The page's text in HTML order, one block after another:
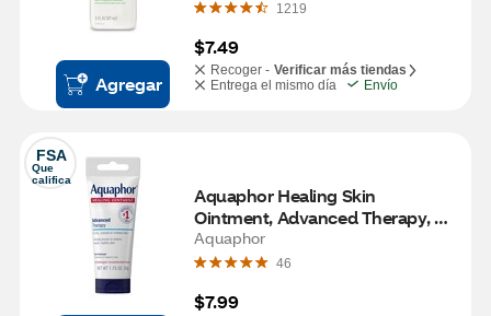
Agregar
1219
$7.49
Recoger - Verificar más tiendas
Entrega el mismo día
Envío
FSA
Que
califica
Aquaphor Healing Skin
Ointment, Advanced Therapy,
Travel Size, 1.75 OZ
Aquaphor
46
$7.99